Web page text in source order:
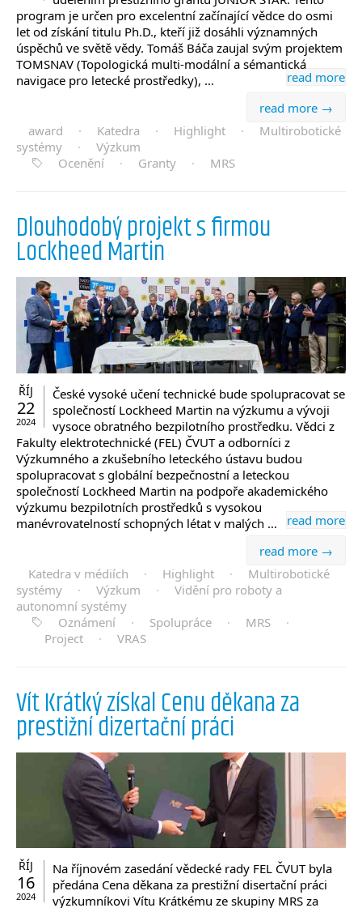
program je určen pro excelentní začínající vědce do osmi
let od získání titulu Ph.D., kteří již dosáhli významných
úspěchů ve světě vědy. Tomáš Báča zaujal svým projektem
TOMSNAV (Topologická multi-modální a sémantická
navigace pro letecké prostředky), …
read more
read more →
award
· Katedra · Highlight ·
Multirobotické
systémy
·
Výzkum
Ocenění
· Granty · MRS
Dlouhodobý projekt s firmou
Lockheed Martin
ŘÍJ
22
2024
České vysoké učení technické bude spolupracovat se
společností Lockheed Martin na výzkumu a vývoji
vysoce obratného bezpilotního prostředku. Vědci z
Fakulty elektrotechnické (FEL) ČVUT a odborníci z
Výzkumného a zkušebního leteckého ústavu budou
spolupracovat s globální bezpečnostní a leteckou
společností Lockheed Martin na podpoře akademického
výzkumu bezpilotních prostředků s vysokou
manévrovatelností schopných létat v malých …
read more
read more →
Katedra v médiích
· Highlight ·
Multirobotické
systémy
· Výzkum ·
Vidění pro roboty a
autonomní systémy
Oznámení
· Spolupráce · MRS
·
Project
· VRAS
Vít Krátký získal Cenu děkana za
prestižní dizertační práci
ŘÍJ
16
2024
Na říjnovém zasedání vědecké rady FEL ČVUT byla
předána Cena děkana za prestižní disertační práci
výzkumníkovi Vítu Krátkému ze skupiny MRS za